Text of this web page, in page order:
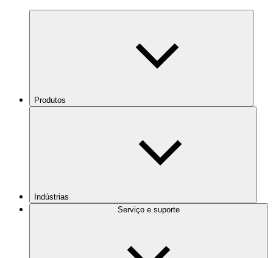
Produtos
Indústrias
Serviço e suporte